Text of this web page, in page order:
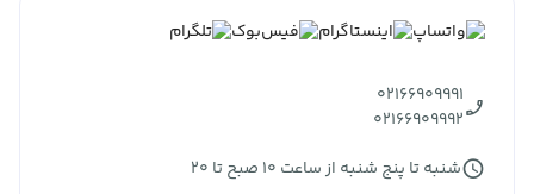
02166909991
02166909992
شنبه تا پنج شنبه از ساعت 10 صبح تا 20